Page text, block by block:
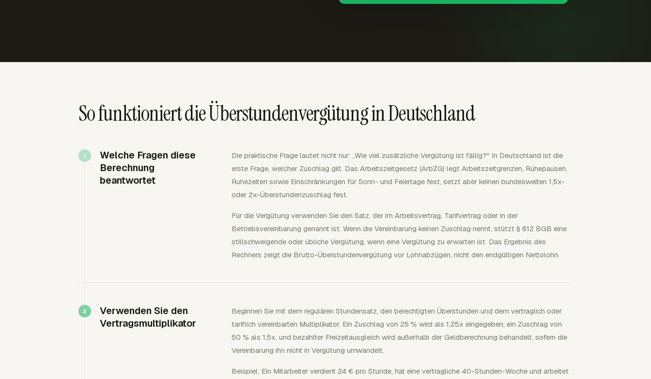
So funktioniert die Überstundenvergütung in Deutschland
Welche Fragen diese
Berechnung
beantwortet
Die praktische Frage lautet nicht nur: „Wie viel zusätzliche Vergütung ist fällig?" In Deutschland ist die
erste Frage, welcher Zuschlag gilt. Das Arbeitszeitgesetz (ArbZG) legt Arbeitszeitgrenzen, Ruhepausen,
Ruhezeiten sowie Einschränkungen für Sonn- und Feiertage fest, setzt aber keinen bundesweiten 1,5x-
oder 2x-Überstundenzuschlag fest.
Für die Vergütung verwenden Sie den Satz, der im Arbeitsvertrag, Tarifvertrag oder in der
Betriebsvereinbarung genannt ist. Wenn die Vereinbarung keinen Zuschlag nennt, stützt § 612 BGB eine
stillschweigende oder übliche Vergütung, wenn eine Vergütung zu erwarten ist. Das Ergebnis des
Rechners zeigt die Brutto-Überstundenvergütung vor Lohnabzügen, nicht den endgültigen Nettolohn.
Verwenden Sie den
Vertragsmultiplikator
Beginnen Sie mit dem regulären Stundensatz, den berechtigten Überstunden und dem vertraglich oder
tariflich vereinbarten Multiplikator. Ein Zuschlag von 25 % wird als 1,25x eingegeben, ein Zuschlag von
50 % als 1,5x, und bezahlter Freizeitausgleich wird außerhalb der Geldberechnung behandelt, sofern die
Vereinbarung ihn nicht in Vergütung umwandelt.
Beispiel: Ein Mitarbeiter verdient 24 € pro Stunde, hat eine vertragliche 40-Stunden-Woche und arbeitet